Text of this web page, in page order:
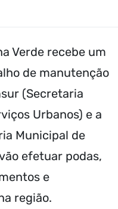
Verde recebe um
de manutenção
(Secretaria
Urbanos) e a
Municipal de
efetuar podas,
e
região.